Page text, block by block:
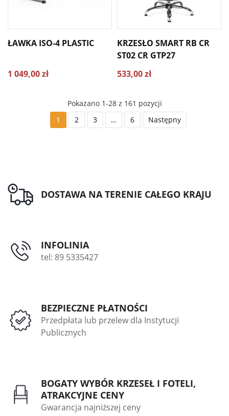
ŁAWKA ISO-4 PLASTIC
1 049,00 zł
KRZESŁO SMART RB CR
ST02 CR GTP27
533,00 zł
Pokazano 1-28 z 161 pozycji
1
2 3 … 6 Następny
DOSTAWA NA TERENIE CAŁEGO KRAJU
INFOLINIA
tel: 89 5335427
BEZPIECZNE PŁATNOŚCI
Przedpłata lub przelew dla Instytucji
Publicznych
BOGATY WYBÓR KRZESEŁ I FOTELI,
ATRAKCYJNE CENY
Gwarancja najniższej ceny